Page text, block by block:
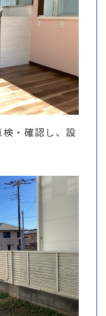
・確認し、設